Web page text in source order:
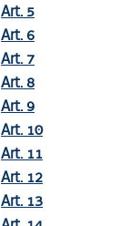
Art. 5
Art. 6
Art. 7
Art. 8
Art. 9
Art. 10
Art. 11
Art. 12
Art. 13